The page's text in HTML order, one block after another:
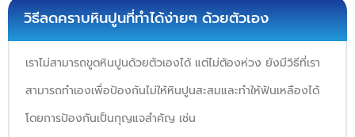
วิธีลดคราบหินปูนที่ทำได้ง่ายๆ ด้วยตัวเอง
เราไม่สามารถขูดหินปูนด้วยตัวเองได้ แต่ไม่ต้องห่วง ยังมีวิธีที่เรา
สามารถทำเองเพื่อป้องกันไม่ให้หินปูนสะสมและทำให้ฟันเหลืองได้
โดยการป้องกันเป็นกุญแจสำคัญ เช่น